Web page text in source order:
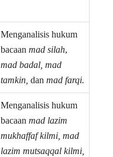
Menganalisis hukum
bacaan mad silah,
mad badal, mad
tamkin, dan mad farqi.
Menganalisis hukum
bacaan mad lazim
mukhaffaf kilmi, mad
lazim mutsaqqal kilmi,